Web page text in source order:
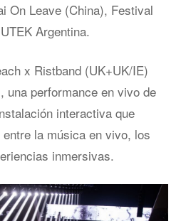
On Leave (China), Festival
Argentina.
x Ristband (UK+UK/IE)
una performance en vivo de
interactiva que
la música en vivo, los
inmersivas.